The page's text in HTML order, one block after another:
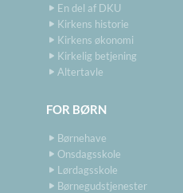
En del af DKU
Kirkens historie
Kirkens økonomi
Kirkelig betjening
Altertavle
FOR BØRN
Børnehave
Onsdagsskole
Lørdagsskole
Børnegudstjenester